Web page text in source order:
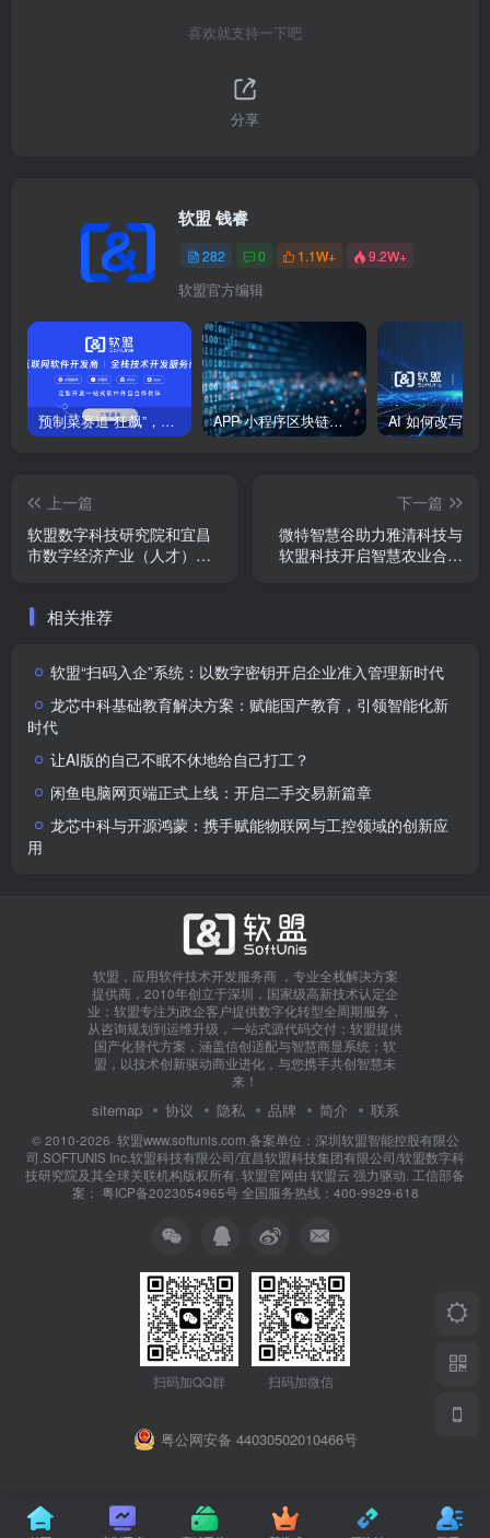
喜欢就支持一下吧
分享
软盟 钱睿
282 0 1.1W+ 9.2W+
软盟官方编辑
预制菜赛道“狂飙”，郑州万邦如何重塑农批市场新生态？ APP 小程序区块链：能否在 2025 年彻底重塑全域营销信任生态？
上一篇
软盟数字科技研究院和宜昌
市数字经济产业（人才）联
下一篇
微特智慧谷助力雅清科技与
软盟科技开启智慧农业合作
相关推荐
软盟“扫码入企”系统：以数字密钥开启企业准入管理新时代
龙芯中科基础教育解决方案：赋能国产教育，引领智能化新
时代
让AI版的自己不眠不休地给自己打工？
闲鱼电脑网页端正式上线：开启二手交易新篇章
龙芯中科与开源鸿蒙：携手赋能物联网与工控领域的创新应
用
软盟，应用软件技术开发服务商 ，专业全栈解决方案
提供商，2010年创立于深圳，国家级高新技术认定企
业；软盟专注为政企客户提供数字化转型全周期服务，
从咨询规划到运维升级，一站式源代码交付；软盟提供
国产化替代方案，涵盖信创适配与智慧商显系统；软
盟，以技术创新驱动商业进化，与您携手共创智慧未
来！
sitemap 协议 隐私 品牌 简介 联系
© 2010-2026· 软盟www.softunis.com.备案单位：深圳软盟智能控股有限公
司.SOFTUNIS Inc.软盟科技有限公司/宜昌软盟科技集团有限公司/软盟数字科
技研究院及其全球关联机构版权所有 . 软盟官网由 软盟云 强力驱动. 工信部备
案： 粤ICP备2023054965号全国服务热线：400-9929-618
扫码加QQ群 扫码加微信
粤公网安备 44030502010466号